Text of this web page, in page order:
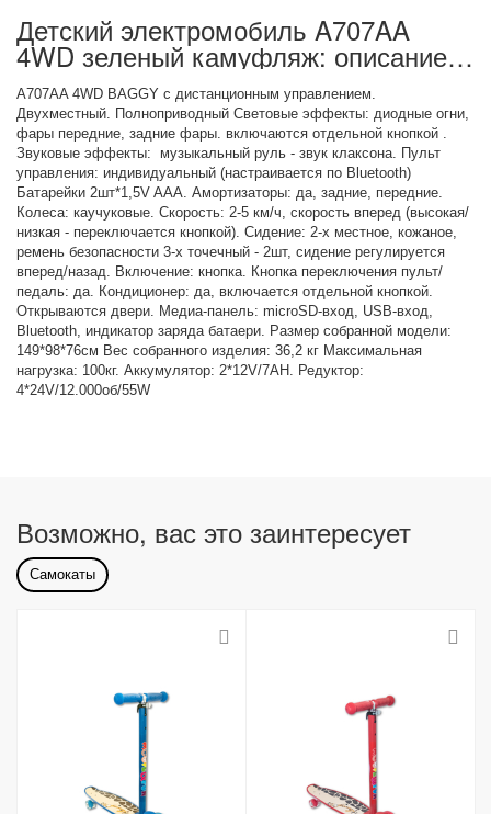
Детский электромобиль A707AA
4WD зеленый камуфляж: описание
товара
A707AA 4WD BAGGY с дистанционным управлением.
Двухместный. Полноприводный Световые эффекты: диодные огни,
фары передние, задние фары. включаются отдельной кнопкой .
Звуковые эффекты: музыкальный руль - звук клаксона. Пульт
управления: индивидуальный (настраивается по Bluetooth)
Батарейки 2шт*1,5V AAA. Амортизаторы: да, задние, передние.
Колеса: каучуковые. Скорость: 2-5 км/ч, скорость вперед (высокая/
низкая - переключается кнопкой). Сидение: 2-х местное, кожаное,
ремень безопасности 3-х точечный - 2шт, сидение регулируется
вперед/назад. Включение: кнопка. Кнопка переключения пульт/
педаль: да. Кондиционер: да, включается отдельной кнопкой.
Открываются двери. Медиа-панель: microSD-вход, USB-вход,
Bluetooth, индикатор заряда батаери. Размер собранной модели:
149*98*76см Вес собранного изделия: 36,2 кг Максимальная
нагрузка: 100кг. Аккумулятор: 2*12V/7АН. Редуктор:
4*24V/12.000об/55W
Возможно, вас это заинтересует
Самокаты